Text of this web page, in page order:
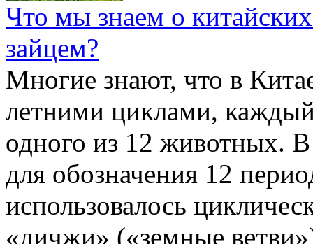
Что мы знаем о
зайцем?
Многие знают, что в
летними циклами,
одного из 12 животных. В
для обозначения 12
использовалось
«дичжи» («земные